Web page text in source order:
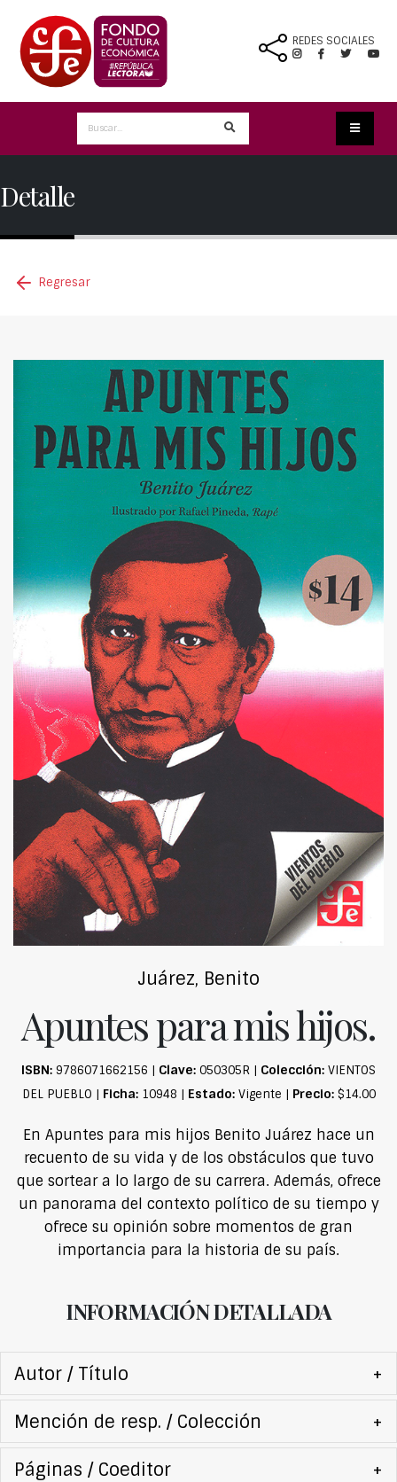
REDES SOCIALES
Detalle
Regresar
Juárez, Benito
Apuntes para mis hijos.
ISBN: 9786071662156 | Clave: 050305R | Colección: VIENTOS
DEL PUEBLO | Ficha:10948 | Estado:Vigente | Precio:$14.00
En Apuntes para mis hijos Benito Juárez hace un
recuento de su vida y de los obstáculos que tuvo
que sortear a lo largo de su carrera. Además, ofrece
un panorama del contexto político de su tiempo y
ofrece su opinión sobre momentos de gran
importancia para la historia de su país.
INFORMACIÓN DETALLADA
Autor / Título +
Mención de resp. / Colección +
Páginas / Coeditor +